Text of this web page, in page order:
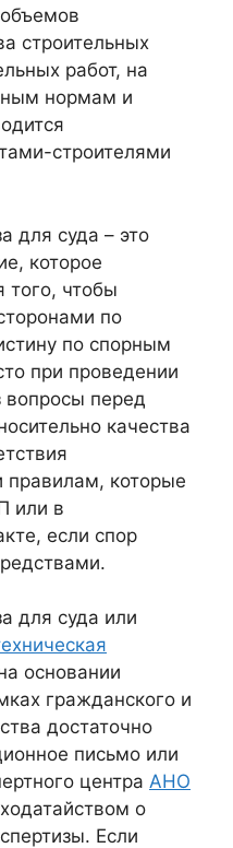
строительных
работ, на
нормам и
строителями
для суда – это
которое
того, чтобы
по
по спорным
при проведении
вопросы перед
качества
которые
или в
если спор
для суда или
основании
гражданского и
достаточно
письмо или
центра АНО
о
Если